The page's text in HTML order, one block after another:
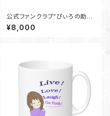
公式ファンクラブ"ぴぃろの助
座"
¥8,000